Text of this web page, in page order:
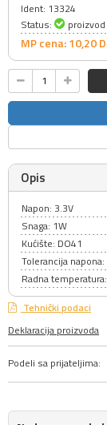
Ident: 13324
Status:
MP cena: 10,20
Opis
Napon: 3.3V
Snaga: 1W
Kućište: DO41
Tolerancija napona:
Radna
Tehnički podaci
Deklaracija proizvoda
Podeli sa prijateljima: